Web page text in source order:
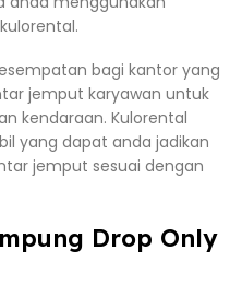
bagi kantor yang
jemput karyawan untuk
kendaraan. Kulorental
yang dapat anda jadikan
jemput sesuai dengan
Drop Only